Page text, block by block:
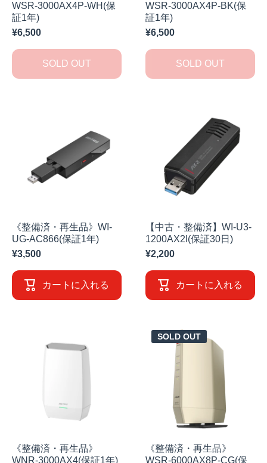
WSR-3000AX4P-WH(保
証1年)
¥6,500
SOLD OUT
WSR-3000AX4P-BK(保
証1年)
¥6,500
SOLD OUT
《整備済・再生品》WI-
UG-AC866(保証1年)
¥3,500
カートに入れる
【中古・整備済】WI-U3-
1200AX2I(保証30日)
¥2,200
カートに入れる
《整備済・再生品》
WNR-3000AX4(保証1年)
SOLD OUT
《整備済・再生品》
WSR-6000AX8P-CG(保